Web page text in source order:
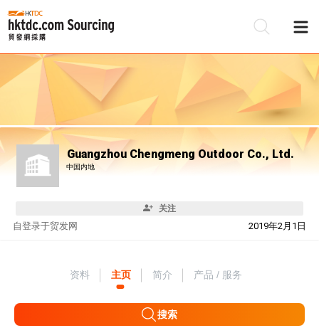
Guangzhou Chengmeng Outdoor Co., Ltd.
中国内地
关注
自 2019年2月1日
登录于贸发网
资料 主页 简介 产品 / 服务
搜索